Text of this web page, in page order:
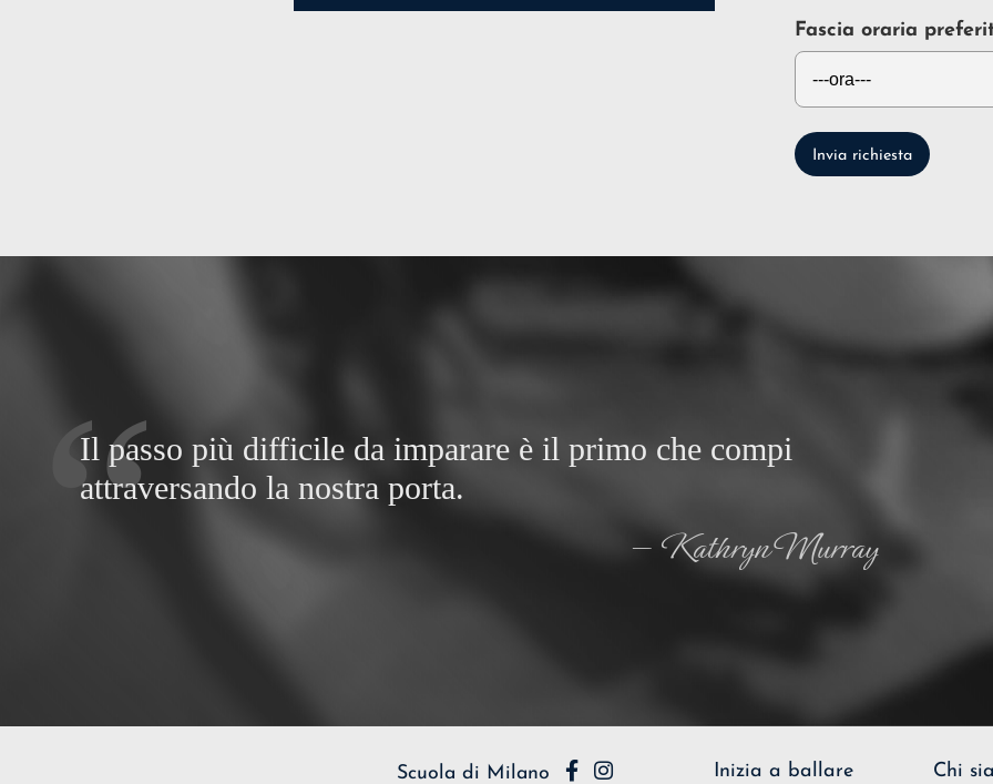
Fascia oraria
Invia richiesta
Il passo più difficile da imparare è il primo che compi
attraversando la nostra porta.
— Kathryn Murray
Inizia a ballare Chi
Scuola di Milano